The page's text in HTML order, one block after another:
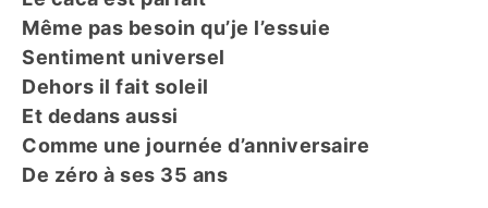
Même pas besoin qu’je l’essuie
Sentiment universel
Dehors il fait soleil
Et dedans aussi
Comme une journéе d’anniversaire
De zéro à ses 35 ans